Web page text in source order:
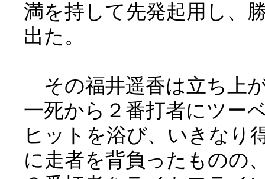
満を持して先発起用し、
出た。
その福井遥香は立ち上
一死から２番打者にツー
ヒットを浴び、いきなり
に走者を背負ったものの